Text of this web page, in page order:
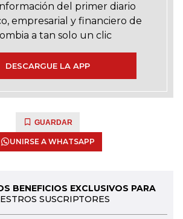
del primer diario
empresarial y financiero de
a tan solo un clic
DESCARGUE LA APP
GUARDAR
UNIRSE A WHATSAPP
BENEFICIOS EXCLUSIVOS PARA
SUSCRIPTORES